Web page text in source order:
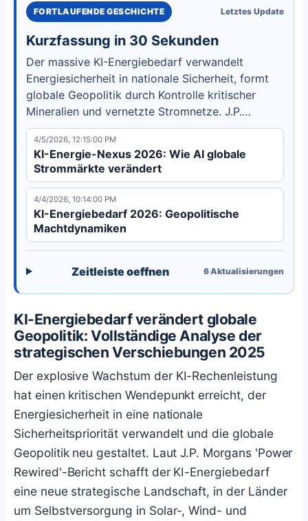
FORTLAUFENDE GESCHICHTE Letztes Update
Kurzfassung in 30 Sekunden
Der massive KI-Energiebedarf verwandelt
Energiesicherheit in nationale Sicherheit, formt
globale Geopolitik durch Kontrolle kritischer
Mineralien und vernetzte Stromnetze. J.P.
Morgans 2025-Bericht enthüllt neue strategische
Allianzen.
4/5/2026, 12:15:00 PM
KI-Energie-Nexus 2026: Wie AI globale
Strommärkte verändert
4/4/2026, 10:14:00 PM
KI-Energiebedarf 2026: Geopolitische
Machtdynamiken
Zeitleiste oeffnen 6Aktualisierungen
KI-Energiebedarf verändert globale
Geopolitik: Vollständige Analyse der
strategischen Verschiebungen 2025
Der explosive Wachstum der KI-Rechenleistung
hat einen kritischen Wendepunkt erreicht, der
Energiesicherheit in eine nationale
Sicherheitspriorität verwandelt und die globale
Geopolitik neu gestaltet. Laut J.P. Morgans 'Power
Rewired'-Bericht schafft der KI-Energiebedarf
eine neue strategische Landschaft, in der Länder
um Selbstversorgung in Solar-, Wind- und